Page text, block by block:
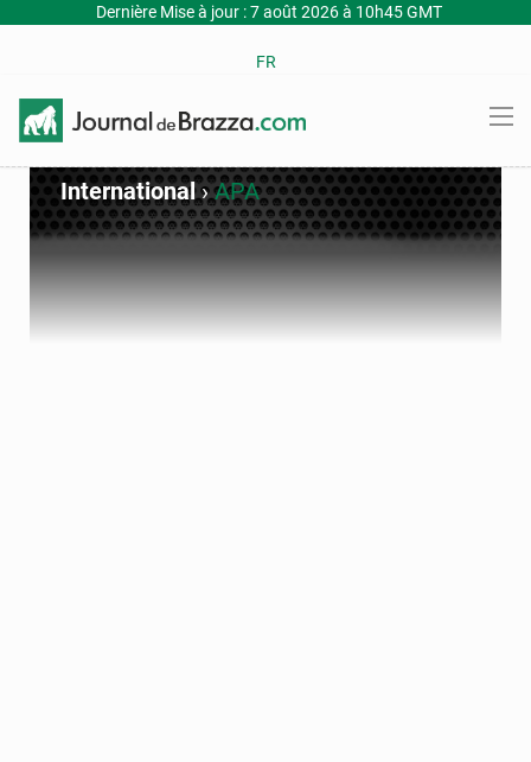
Dernière Mise à jour : 7 août 2026 à 10h45 GMT
FR
International›APA